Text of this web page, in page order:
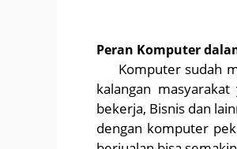
Peran Komputer
Komputer sudah
kalangan
bekerja, Bisnis dan
dengan komputer